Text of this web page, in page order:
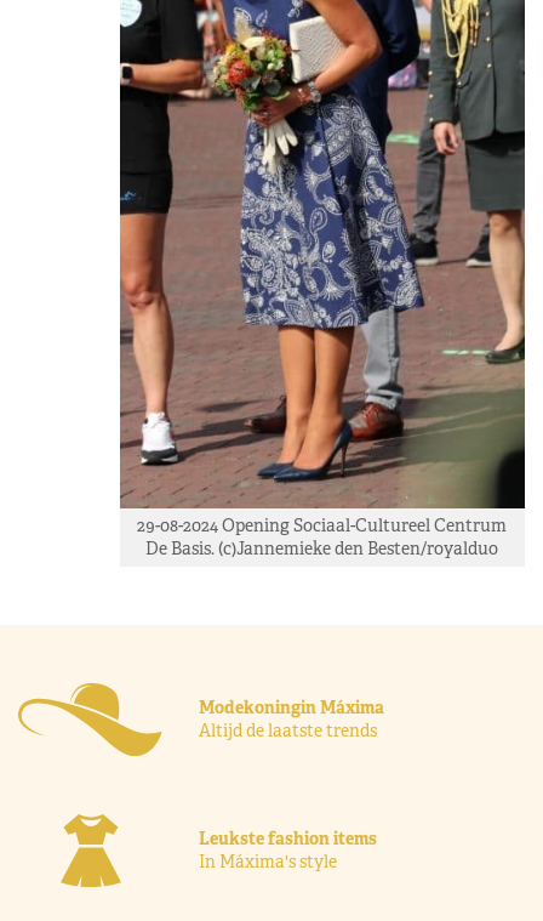
29-08-2024 Opening Sociaal-Cultureel Centrum
De Basis. (c)Jannemieke den Besten/royalduo
Modekoningin Máxima
Altijd de laatste trends
Leukste fashion items
In Máxima's style